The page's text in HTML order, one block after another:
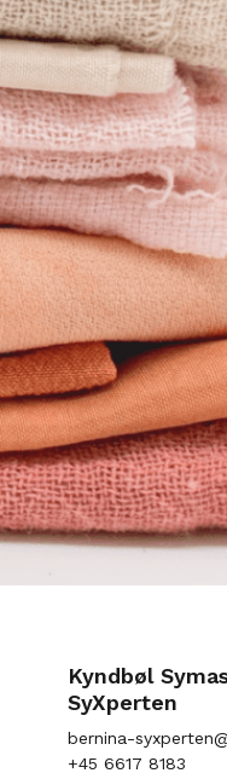
Kyndbøl
SyXperten
bernina-
+45 6617 8183